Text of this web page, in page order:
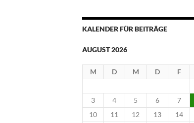
KALENDER FÜR BEITRÄGE
AUGUST 2026
M D M D F
3
4 5 6 7
10
11 12 13 14